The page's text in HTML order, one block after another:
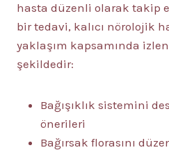
hasta düzenli olarak takip
bir tedavi, kalıcı nörolojik
yaklaşım kapsamında
şekildedir:
Bağışıklık sistemini
önerileri
Bağırsak florasını